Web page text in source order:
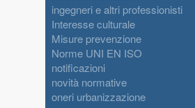
ingegneri e altri professionisti
Interesse culturale
Misure prevenzione
Norme UNI EN ISO
notificazioni
novità normative
oneri urbanizzazione